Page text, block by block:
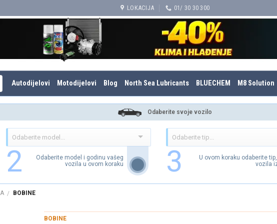
LOKACIJA 01/ 30 30 300
Autodijelovi Motodijelovi Blog North Sea Lubricants BLUECHEM M8 Solution
Odaberite svoje vozilo
2
Odaberite model i godinu vašeg
vozila u ovom koraku
3
U ovom koraku odaberite
vozila
/ BOBINE
BOBINE